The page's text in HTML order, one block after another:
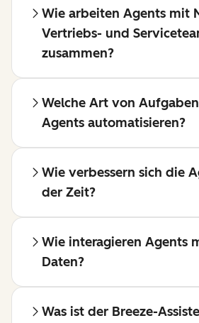
Wie arbeiten Agents mit
Vertriebs- und
zusammen?
Welche Art von
Agents automatisieren?
Wie verbessern sich die
der Zeit?
Wie interagieren Agents
Daten?
Was ist der Breeze-